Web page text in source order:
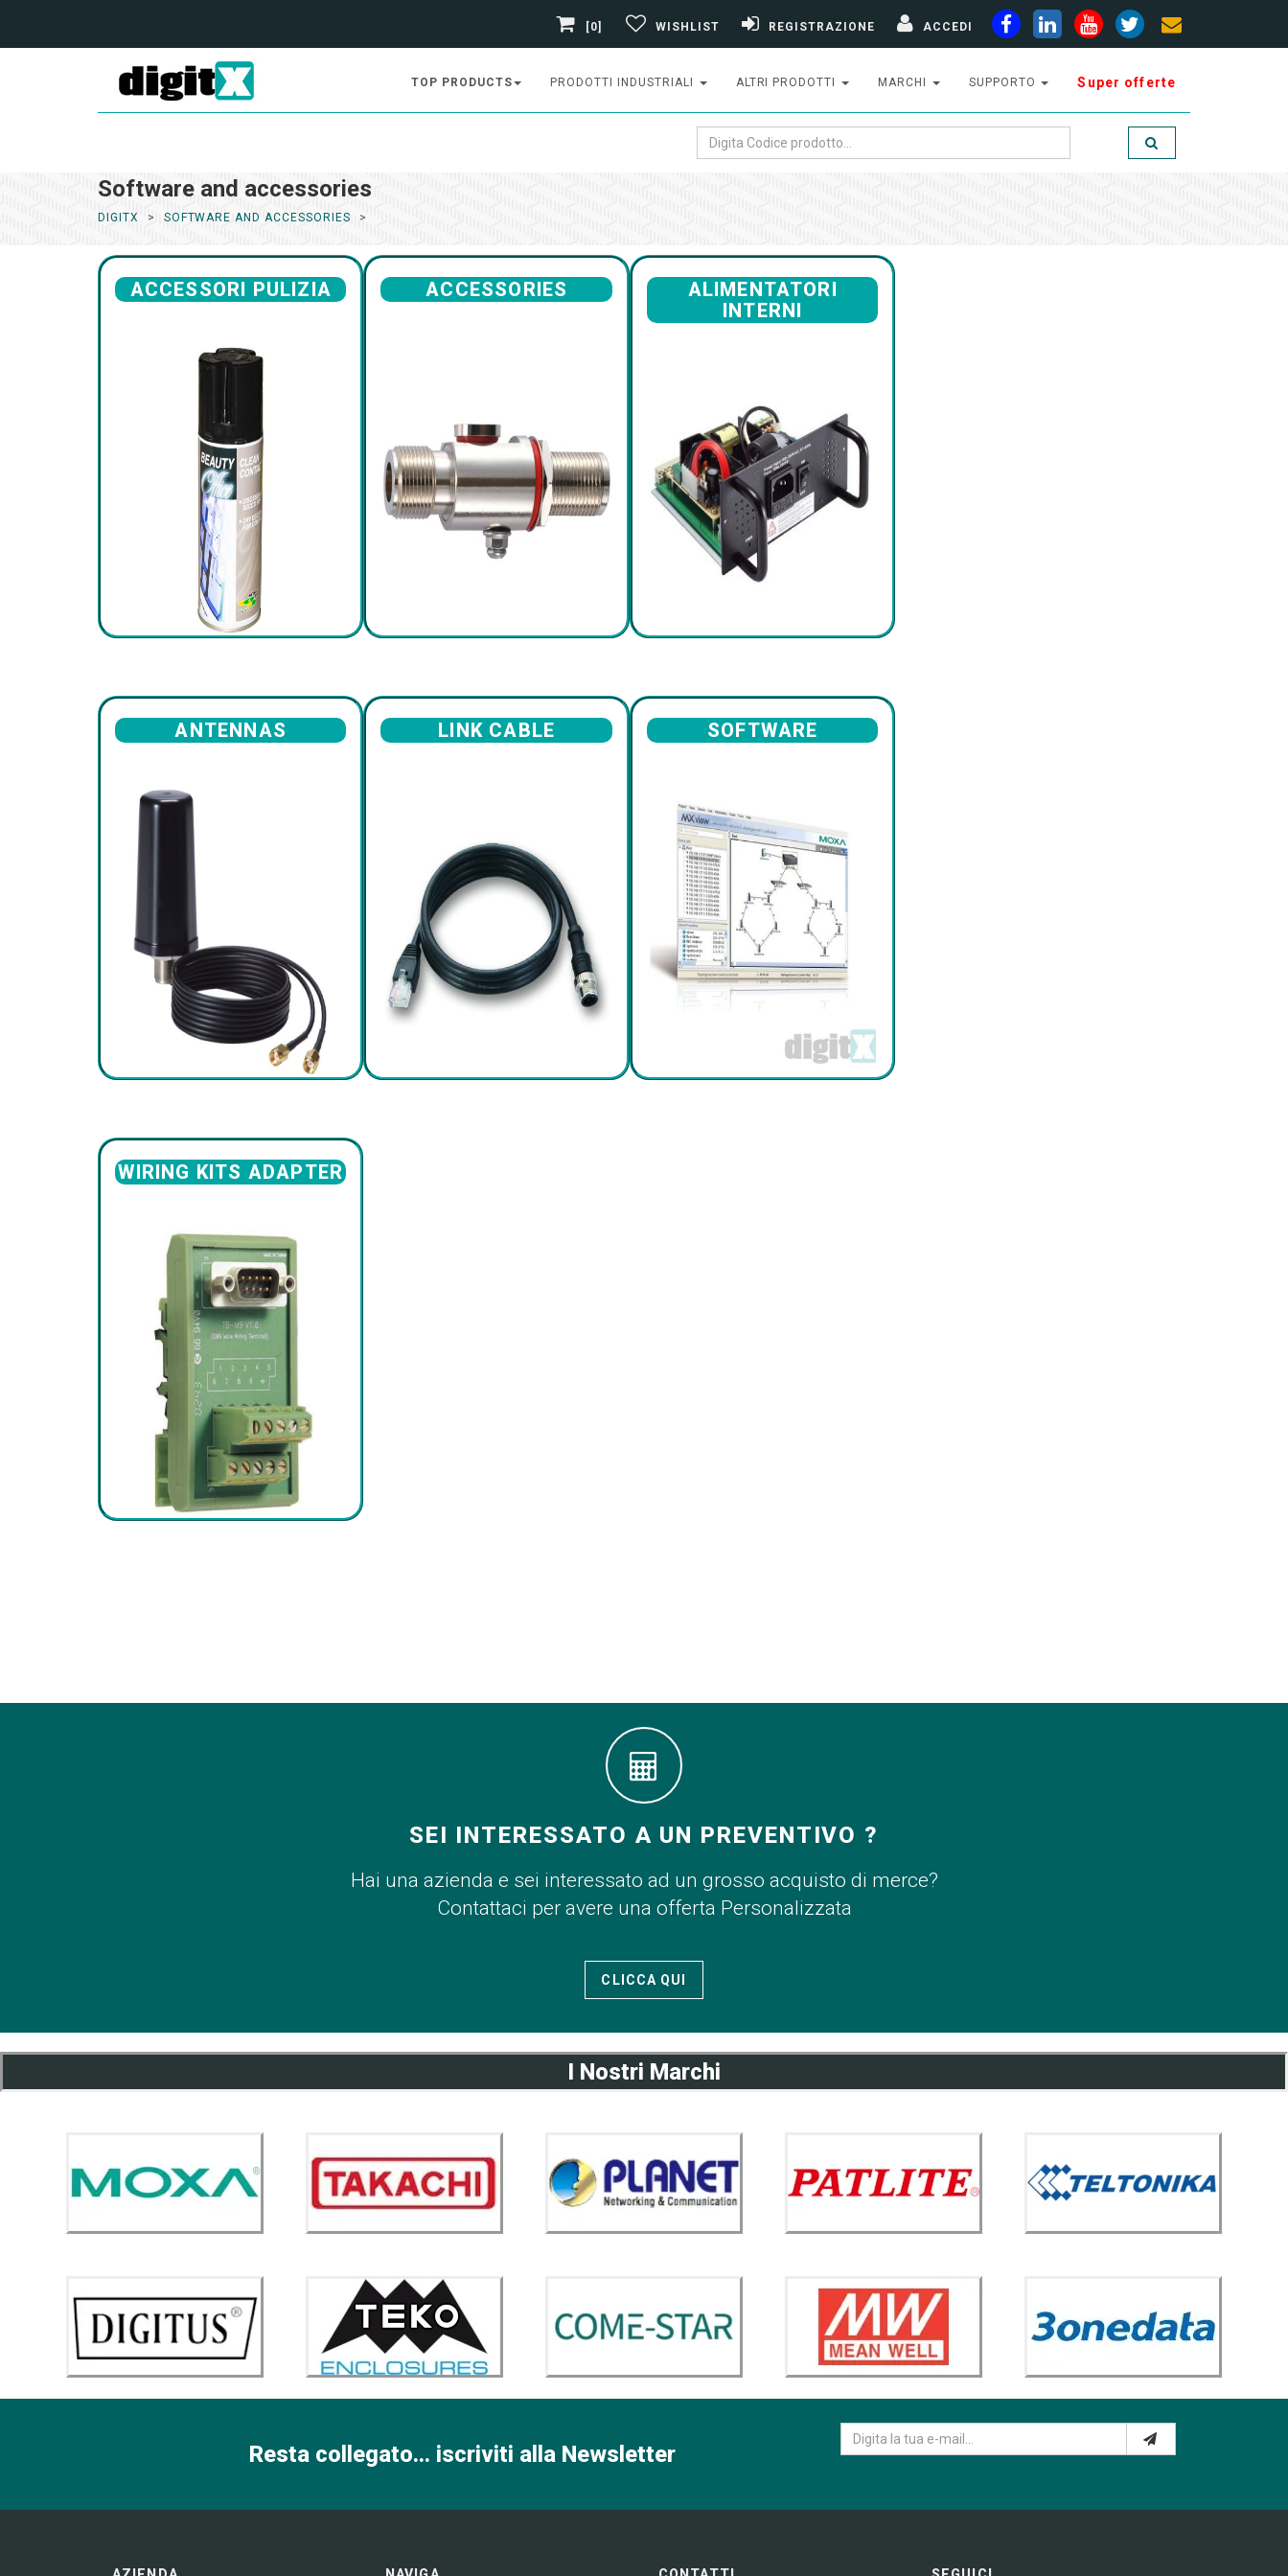
[0] WISHLIST REGISTRAZIONE ACCEDI
TOP PRODUCTS PRODOTTI INDUSTRIALI ALTRI PRODOTTI MARCHI SUPPORTO Super offerte
Software and accessories
DIGITX SOFTWARE AND ACCESSORIES
ACCESSORI PULIZIA ACCESSORIES
ALIMENTATORI
INTERNI
ANTENNAS LINK CABLE SOFTWARE
WIRING KITS ADAPTER
SEI INTERESSATO A UN PREVENTIVO ?
Hai una azienda e sei interessato ad un grosso acquisto di merce?
Contattaci per avere una offerta Personalizzata
CLICCA QUI
I Nostri Marchi
Resta collegato... iscriviti alla Newsletter